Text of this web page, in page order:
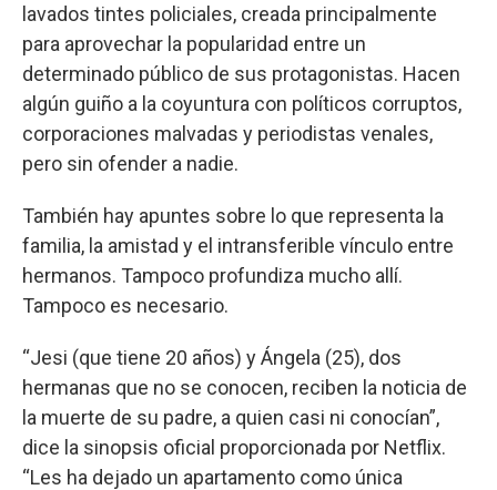
lavados tintes policiales, creada principalmente
para aprovechar la popularidad entre un
determinado público de sus protagonistas. Hacen
algún guiño a la coyuntura con políticos corruptos,
corporaciones malvadas y periodistas venales,
pero sin ofender a nadie.
También hay apuntes sobre lo que representa la
familia, la amistad y el intransferible vínculo entre
hermanos. Tampoco profundiza mucho allí.
Tampoco es necesario.
“Jesi (que tiene 20 años) y Ángela (25), dos
hermanas que no se conocen, reciben la noticia de
la muerte de su padre, a quien casi ni conocían”,
dice la sinopsis oficial proporcionada por Netflix.
“Les ha dejado un apartamento como única